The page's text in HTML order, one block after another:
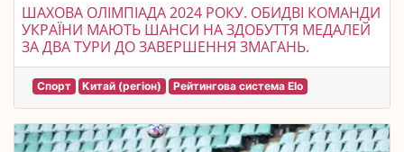
ШАХОВА ОЛІМПІАДА 2024 РОКУ. ОБИДВІ КОМАНДИ
УКРАЇНИ МАЮТЬ ШАНСИ НА ЗДОБУТТЯ МЕДАЛЕЙ
ЗА ДВА ТУРИ ДО ЗАВЕРШЕННЯ ЗМАГАНЬ.
Спорт Китай (регіон) Рейтингова система Elo